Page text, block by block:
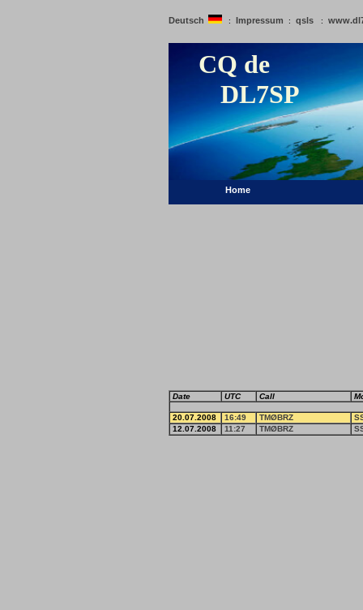
Deutsch : Impressum : qsls :
CQ de
DL7SP
Home
Date UTC Call
20.07.2008 16:49 TMØBRZ
12.07.2008
11:27 TMØBRZ